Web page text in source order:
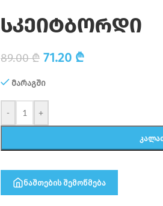
სკეიტბორდი
89.00₾ 71.20 ₾
მარაგში
- +
ნაშთების შემოწმება